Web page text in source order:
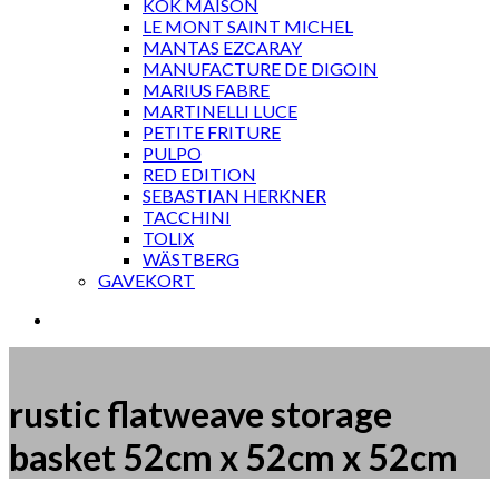
KOK MAISON
LE MONT SAINT MICHEL
MANTAS EZCARAY
MANUFACTURE DE DIGOIN
MARIUS FABRE
MARTINELLI LUCE
PETITE FRITURE
PULPO
RED EDITION
SEBASTIAN HERKNER
TACCHINI
TOLIX
WÄSTBERG
GAVEKORT
rustic flatweave storage
basket 52cm x 52cm x 52cm